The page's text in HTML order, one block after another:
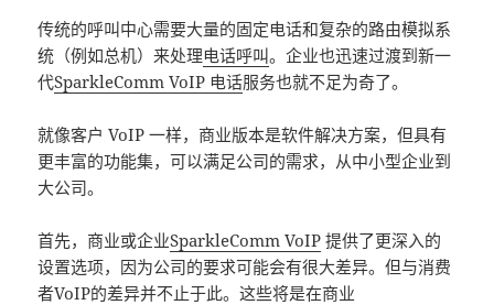
传统的呼叫中心需要大量的固定电话和复杂的路由模拟系
统（例如总机）来处理电话呼叫。企业也迅速过渡到新一
代SparkleComm VoIP 电话服务也就不足为奇了。
就像客户 VoIP 一样，商业版本是软件解决方案，但具有
更丰富的功能集，可以满足公司的需求，从中小型企业到
大公司。
首先，商业或企业SparkleComm VoIP 提供了更深入的
设置选项，因为公司的要求可能会有很大差异。但与消费
者VoIP的差异并不止于此。这些将是在商业